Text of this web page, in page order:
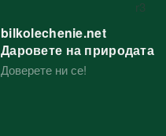
bilkolechenie.net
Даровете на природата
Доверете ни се!